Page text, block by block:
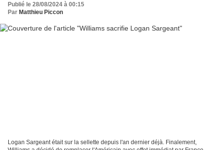
Publié le 28/08/2024 à 00:15
Par Matthieu Piccon
Logan Sargeant était sur la sellette depuis l'an dernier déjà. Finalement,